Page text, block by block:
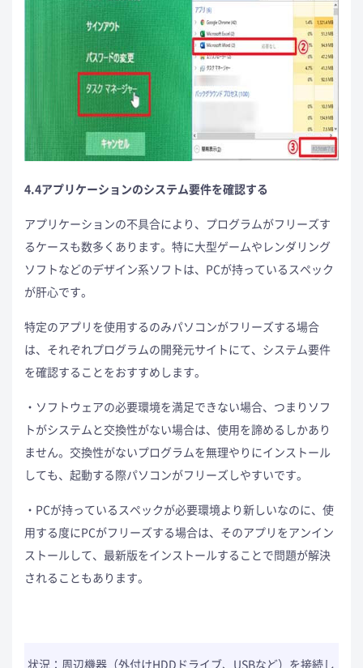
4.4アプリケーションのシステム要件を確認する
アプリケーションの不具合により、プログラムがフリーズす
るケースも数多くあります。特に大型ゲームやレンダリング
ソフトなどのデザイン系ソフトは、PCが持っているスペック
が肝心です。
特定のアプリを使用するのみパソコンがフリーズする場合
は、それぞれプログラムの開発元サイトにて、システム要件
を確認することをおすすめします。
・ソフトウェアの必要環境を満足できない場合、つまりソフ
トがシステムと交換性がない場合は、使用を諦めるしかあり
ません。交換性がないプログラムを無理やりにインストール
しても、起動する際パソコンがフリーズしやすいです。
・PCが持っているスペックが必要環境より新しいなのに、使
用する度にPCがフリーズする場合は、そのアプリをアンイン
ストールして、最新版をインストールすることで問題が解決
されることもあります。
状況：周辺機器（外付けHDDドライブ、USBなど） を接続し